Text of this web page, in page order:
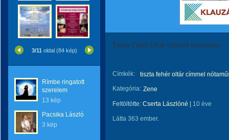
3/11 oldal (84 kép)
Rímbe ringatott
szerelem
13 kép
Pacsika László
3 kép
Tiszta Fehér Oltár címmel nótaműsor
Címkék:
tiszta fehér oltár címmel
Kategória: Zene
Feltöltötte: Cserta Lászlóné 10 éve
Látta 363 ember.